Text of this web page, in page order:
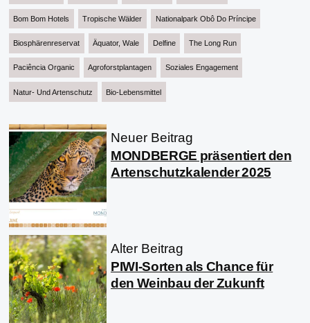
Bom Bom Hotels Tropische Wälder Nationalpark Obô Do Príncipe
Biosphärenreservat Äquator, Wale Delfine The Long Run
Paciência Organic Agroforstplantagen Soziales Engagement
Natur- Und Artenschutz Bio-Lebensmittel
Neuer Beitrag
MONDBERGE präsentiert den
Artenschutzkalender 2025
Alter Beitrag
PIWI-Sorten als Chance für
den Weinbau der Zukunft